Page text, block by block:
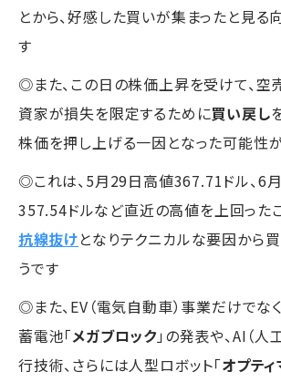
とから、好感した買いが集まったと見る
す
◎また、この日の株価上昇を受けて、空
資家が損失を限定するために買い戻し
株価を押し上げる一因となった可能性
◎これは、5月29日高値367.71ドル、6
357.54ドルなど直近の高値を上回ったこ
抗線抜けとなりテクニカルな要因から
うです
◎また、EV（電気自動車）事業だけでな
蓄電池「メガブロック」の発表や、AI（人
行技術、さらには人型ロボット「オプティ